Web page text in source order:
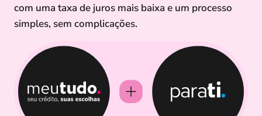
com uma taxa de juros mais baixa e um processo
simples, sem complicações.